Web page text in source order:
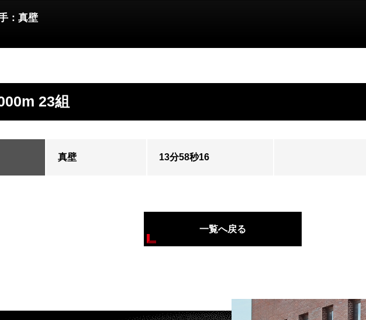
：真壁
23組
真壁 13分58秒16
一覧へ戻る